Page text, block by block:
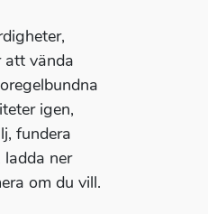
att vända
igen,
fundera
ner
om du vill.